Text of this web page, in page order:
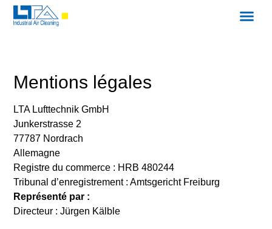
Mentions légales
LTA Lufttechnik GmbH
Junkerstrasse 2
77787 Nordrach
Allemagne
Registre du commerce : HRB 480244
Tribunal d’enregistrement : Amtsgericht Freiburg
Représenté par :
Directeur : Jürgen Kälble